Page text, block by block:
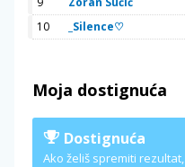
10
_Silence♡
Moja dostignuća
Dostignuća
Ako želiš spremiti rezultat,